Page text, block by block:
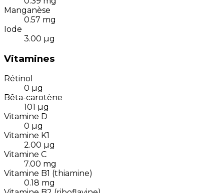
Manganèse
0.57 mg
Iode
3.00 µg
Vitamines
Rétinol
0 µg
Bêta-carotène
101 µg
Vitamine D
0 µg
Vitamine K1
2.00 µg
Vitamine C
7.00 mg
Vitamine B1 (thiamine)
0.18 mg